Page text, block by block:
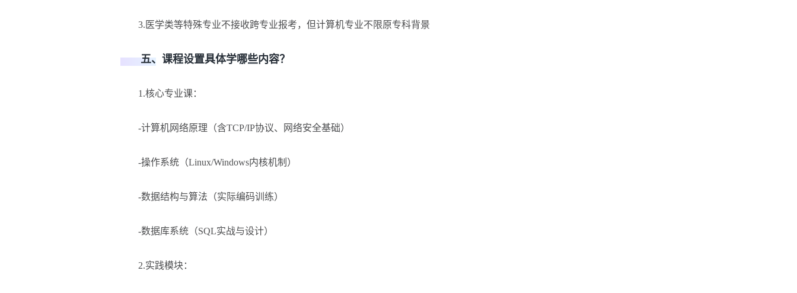
3.医学类等特殊专业不接收跨专业报考，但计算机专业不限原专科背景
五、课程设置具体学哪些内容？
1.核心专业课：
-计算机网络原理（含TCP/IP协议、网络安全基础）
-操作系统（Linux/Windows内核机制）
-数据结构与算法（实际编码训练）
-数据库系统（SQL实战与设计）
2.实践模块：